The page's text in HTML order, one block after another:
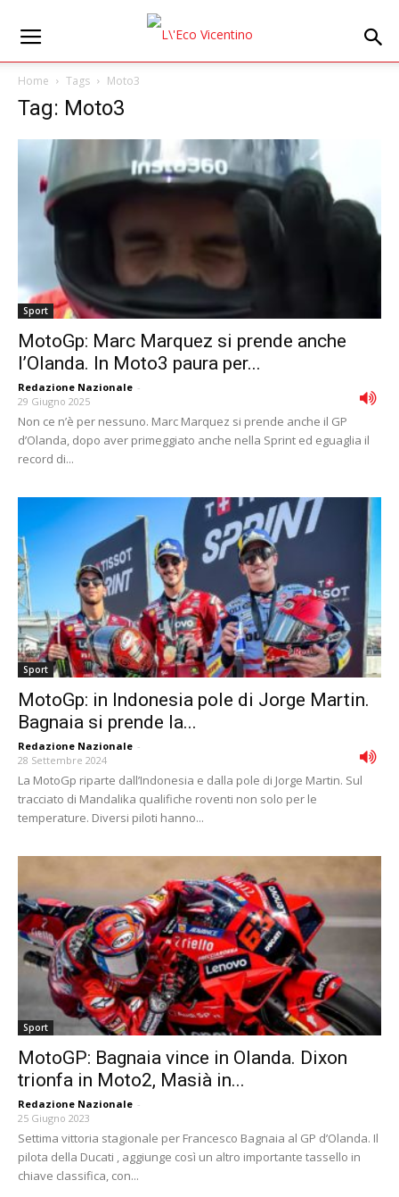
Home Tags Moto3
Tag: Moto3
Sport
MotoGp: Marc Marquez si prende anche
l’Olanda. In Moto3 paura per...
Redazione Nazionale -
29 Giugno 2025
Non ce n’è per nessuno. Marc Marquez si prende anche il GP
d’Olanda, dopo aver primeggiato anche nella Sprint ed eguaglia il
record di...
Sport
MotoGp: in Indonesia pole di Jorge Martin.
Bagnaia si prende la...
Redazione Nazionale -
28 Settembre 2024
La MotoGp riparte dall’Indonesia e dalla pole di Jorge Martin. Sul
tracciato di Mandalika qualifiche roventi non solo per le
temperature. Diversi piloti hanno...
Sport
MotoGP: Bagnaia vince in Olanda. Dixon
trionfa in Moto2, Masià in...
Redazione Nazionale -
25 Giugno 2023
Settima vittoria stagionale per Francesco Bagnaia al GP d’Olanda. Il
pilota della Ducati , aggiunge così un altro importante tassello in
chiave classifica, con...